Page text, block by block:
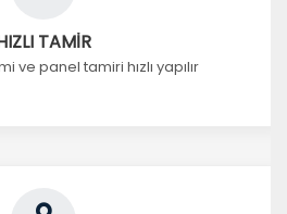
TAMİR
ve panel tamiri hızlı yapılır